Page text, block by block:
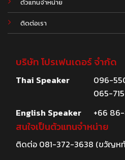
ตัวแทนจำหน่าย
ติดต่อเรา
บริษัท โปรเฟนเดอร์ จำกัด
Thai Speaker
096-
065-
English Speaker
+66
สนใจเป็นตัวแทนจำหน่าย
ติดต่อ 081-372-3638 (ขวัญห